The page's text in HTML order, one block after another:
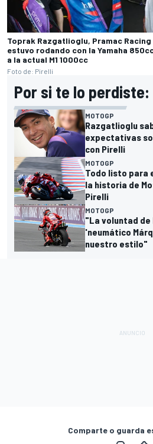
Toprak Razgatlioglu, Pramac
estuvo rodando con la Yamaha
a la actual M1 1000cc
Foto de: Pirelli
Por si te lo perdiste:
MOTOGP
Razgatlioglu
expectativas
con Pirelli
MOTOGP
Todo listo para
la historia de
Pirelli
MOTOGP
"La voluntad de
'neumático
nuestro estilo"
Comparte o guarda